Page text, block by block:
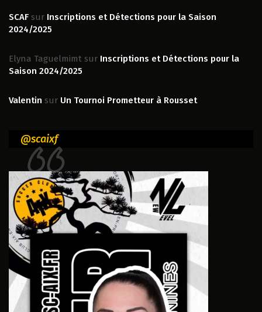
SCAF sur Inscriptions et Détections pour la Saison
2024/2025
Elyna Taguelmimt sur Inscriptions et Détections pour la
Saison 2024/2025
Valentin sur Un Tournoi Prometteur à Rousset
@scaixf